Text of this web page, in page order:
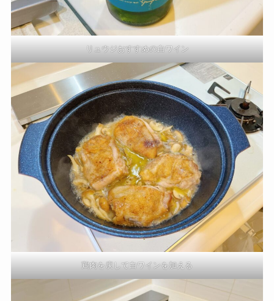
リュウジおすすめの白ワイン
鶏肉を戻して白ワインを加える